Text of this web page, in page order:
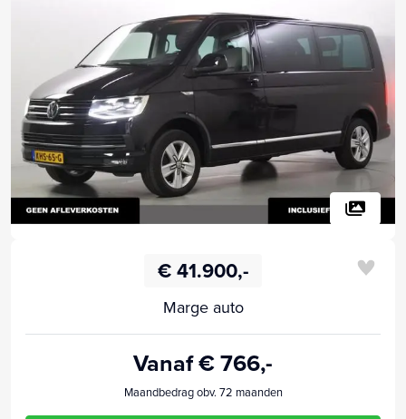
€ 41.900,-
Marge auto
Vanaf € 766,-
Maandbedrag obv. 72 maanden